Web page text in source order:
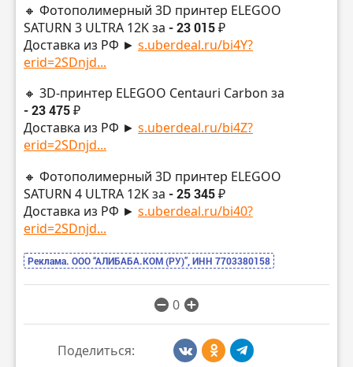
🔸 Фотополимерный 3D принтер ELEGOO
SATURN 3 ULTRA 12K за - 23 015 ₽
Доставка из РФ ► s.uberdeal.ru/bi4Y?
erid=2SDnjd...
🔸 3D-принтер ELEGOO Centauri Carbon за
- 23 475 ₽
Доставка из РФ ► s.uberdeal.ru/bi4Z?
erid=2SDnjd...
🔸 Фотополимерный 3D принтер ELEGOO
SATURN 4 ULTRA 12K за - 25 345 ₽
Доставка из РФ ► s.uberdeal.ru/bi40?
erid=2SDnjd...
Реклама. ООО “АЛИБАБА.КОМ (РУ)”, ИНН 7703380158
0
Поделиться: